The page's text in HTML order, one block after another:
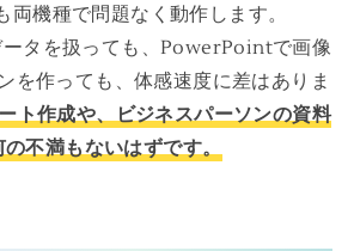
機種で問題なく動作します。
タを扱っても、PowerPointで画像
を作っても、体感速度に差はありま
ト作成や、ビジネスパーソンの資料
不満もないはずです。